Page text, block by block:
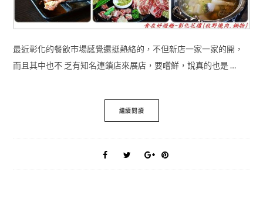
最近彰化的餐飲市場感覺還挺熱絡的，不但新店一家一家的開，
而且其中也不 乏有知名連鎖店來展店，要嚐鮮，說真的也是 …
繼續閱讀